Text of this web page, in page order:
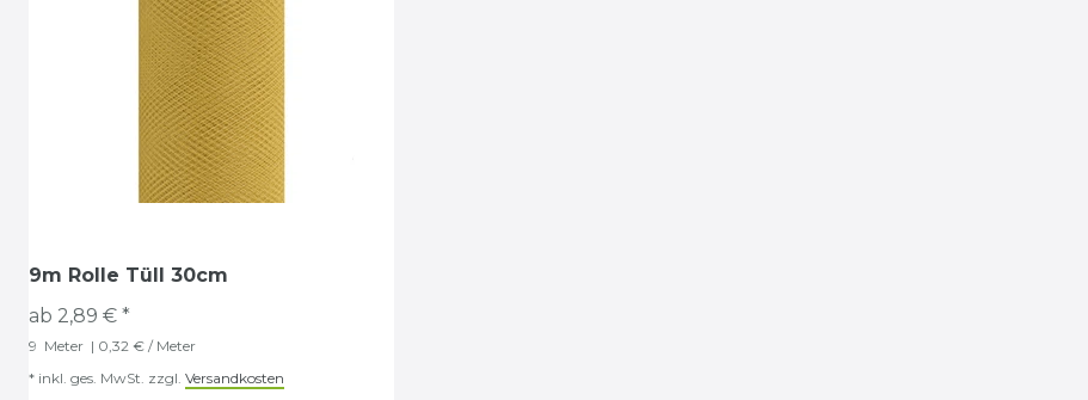
9m Rolle Tüll 30cm
ab 2,89 € *
9 Meter | 0,32 € / Meter
* inkl. ges. MwSt. zzgl. Versandkosten